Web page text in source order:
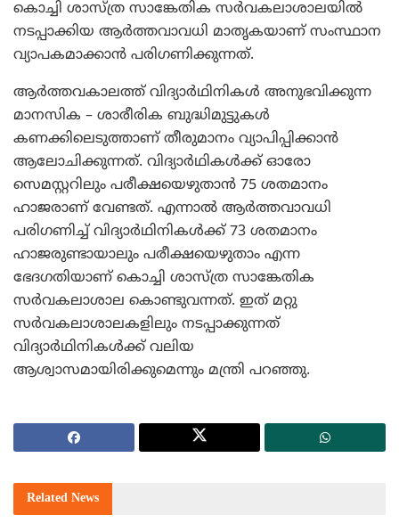
കൊച്ചി ശാസ്ത്ര സാങ്കേതിക സര്‍വകലാശാലയില്‍
നടപ്പാക്കിയ ആര്‍ത്തവാവധി മാതൃകയാണ് സംസ്ഥാന
വ്യാപകമാക്കാന്‍ പരിഗണിക്കുന്നത്.
ആര്‍ത്തവകാലത്ത് വിദ്യാര്‍ഥിനികള്‍ അനുഭവിക്കുന്ന
മാനസിക – ശാരീരിക ബുദ്ധിമുട്ടുകള്‍
കണക്കിലെടുത്താണ് തീരുമാനം വ്യാപിപ്പിക്കാന്‍
ആലോചിക്കുന്നത്. വിദ്യാര്‍ഥികള്‍ക്ക് ഓരോ
സെമസ്റ്ററിലും പരീക്ഷയെഴുതാന്‍ 75 ശതമാനം
ഹാജരാണ് വേണ്ടത്. എന്നാല്‍ ആര്‍ത്തവാവധി
പരിഗണിച്ച് വിദ്യാര്‍ഥിനികള്‍ക്ക് 73 ശതമാനം
ഹാജരുണ്ടായാലും പരീക്ഷയെഴുതാം എന്ന
ഭേദഗതിയാണ് കൊച്ചി ശാസ്ത്ര സാങ്കേതിക
സര്‍വകലാശാല കൊണ്ടുവന്നത്. ഇത് മറ്റു
സര്‍വകലാശാലകളിലും നടപ്പാക്കുന്നത്
വിദ്യാര്‍ഥിനികള്‍ക്ക് വലിയ
ആശ്വാസമായിരിക്കുമെന്നും മന്ത്രി പറഞ്ഞു.
Related News